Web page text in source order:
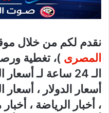
نقدم لكم من خلال
المصرى )، تغطية
الـ 24 ساعة لـ
أسعار الدولار ، أسعار
، أخبار الرياضة ،